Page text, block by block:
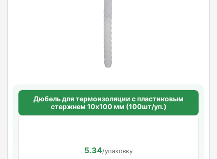
Дюбель для термоизоляции с пластиковым
стержнем 10х100 мм (100шт/уп.)
5.34/упаковку